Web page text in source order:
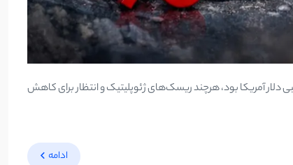
آمریکا بود، هرچند ریسک‌های ژئوپلیتیک و انتظار برای کاهش
ادامه